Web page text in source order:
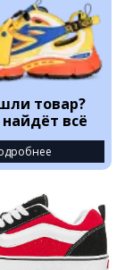
товар?
всё